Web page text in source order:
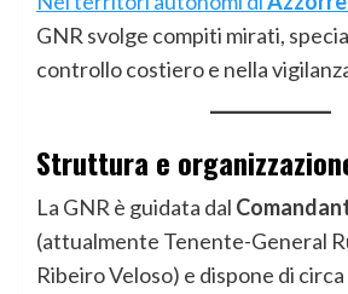
GNR svolge compiti mirati,
controllo costiero e nella
Struttura e
La GNR è guidata dal
(attualmente Tenente-General
Ribeiro Veloso) e dispone di circa